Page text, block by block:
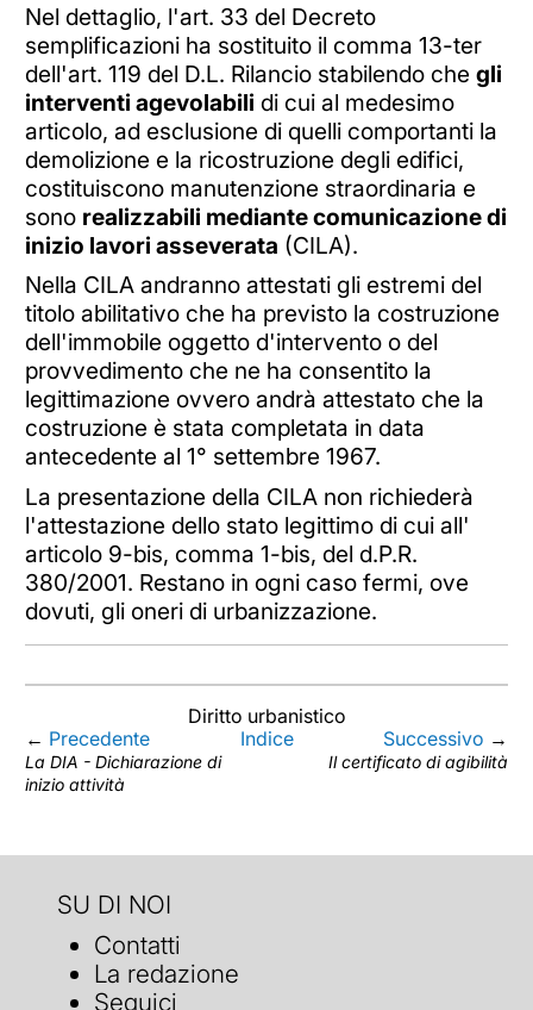
Nel dettaglio, l'art. 33 del Decreto
semplificazioni ha sostituito il comma 13-ter
dell'art. 119 del D.L. Rilancio stabilendo che gli
interventi agevolabili di cui al medesimo
articolo, ad esclusione di quelli comportanti la
demolizione e la ricostruzione degli edifici,
costituiscono manutenzione straordinaria e
sono realizzabili mediante comunicazione di
inizio lavori asseverata (CILA).
Nella CILA andranno attestati gli estremi del
titolo abilitativo che ha previsto la costruzione
dell'immobile oggetto d'intervento o del
provvedimento che ne ha consentito la
legittimazione ovvero andrà attestato che la
costruzione è stata completata in data
antecedente al 1° settembre 1967.
La presentazione della CILA non richiederà
l'attestazione dello stato legittimo di cui all'
articolo 9-bis, comma 1-bis, del d.P.R.
380/2001. Restano in ogni caso fermi, ove
dovuti, gli oneri di urbanizzazione.
Diritto urbanistico
← Precedente
La DIA - Dichiarazione di
inizio attività
Indice Successivo →
Il certificato di agibilità
SU DI NOI
Contatti
La redazione
Seguici